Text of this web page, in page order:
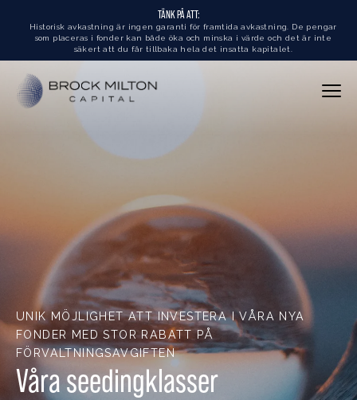
TÄNK PÅ ATT:
Historisk avkastning är ingen garanti för framtida avkastning. De pengar
som placeras i fonder kan både öka och minska i värde och det är inte
säkert att du får tillbaka hela det insatta kapitalet.
UNIK MÖJLIGHET ATT INVESTERA I VÅRA NYA
FONDER MED STOR RABATT PÅ
FÖRVALTNINGSAVGIFTEN
Våra seedingklasser